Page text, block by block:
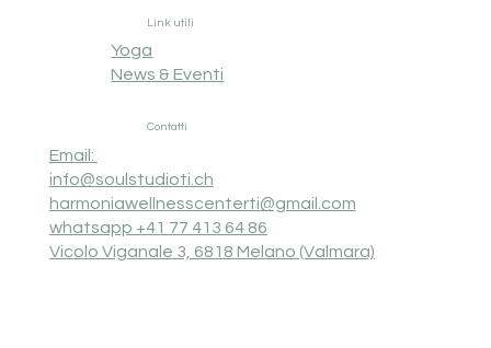
Link utili
Yoga
News & Eventi
Contatti
Email:
info@soulstudioti.ch
harmoniawellnesscenterti@gmail.com
whatsapp +41 77 413 64 86
Vicolo Viganale 3, 6818 Melano (Valmara)